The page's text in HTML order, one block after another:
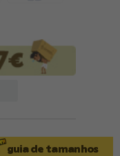
guia de tamanhos